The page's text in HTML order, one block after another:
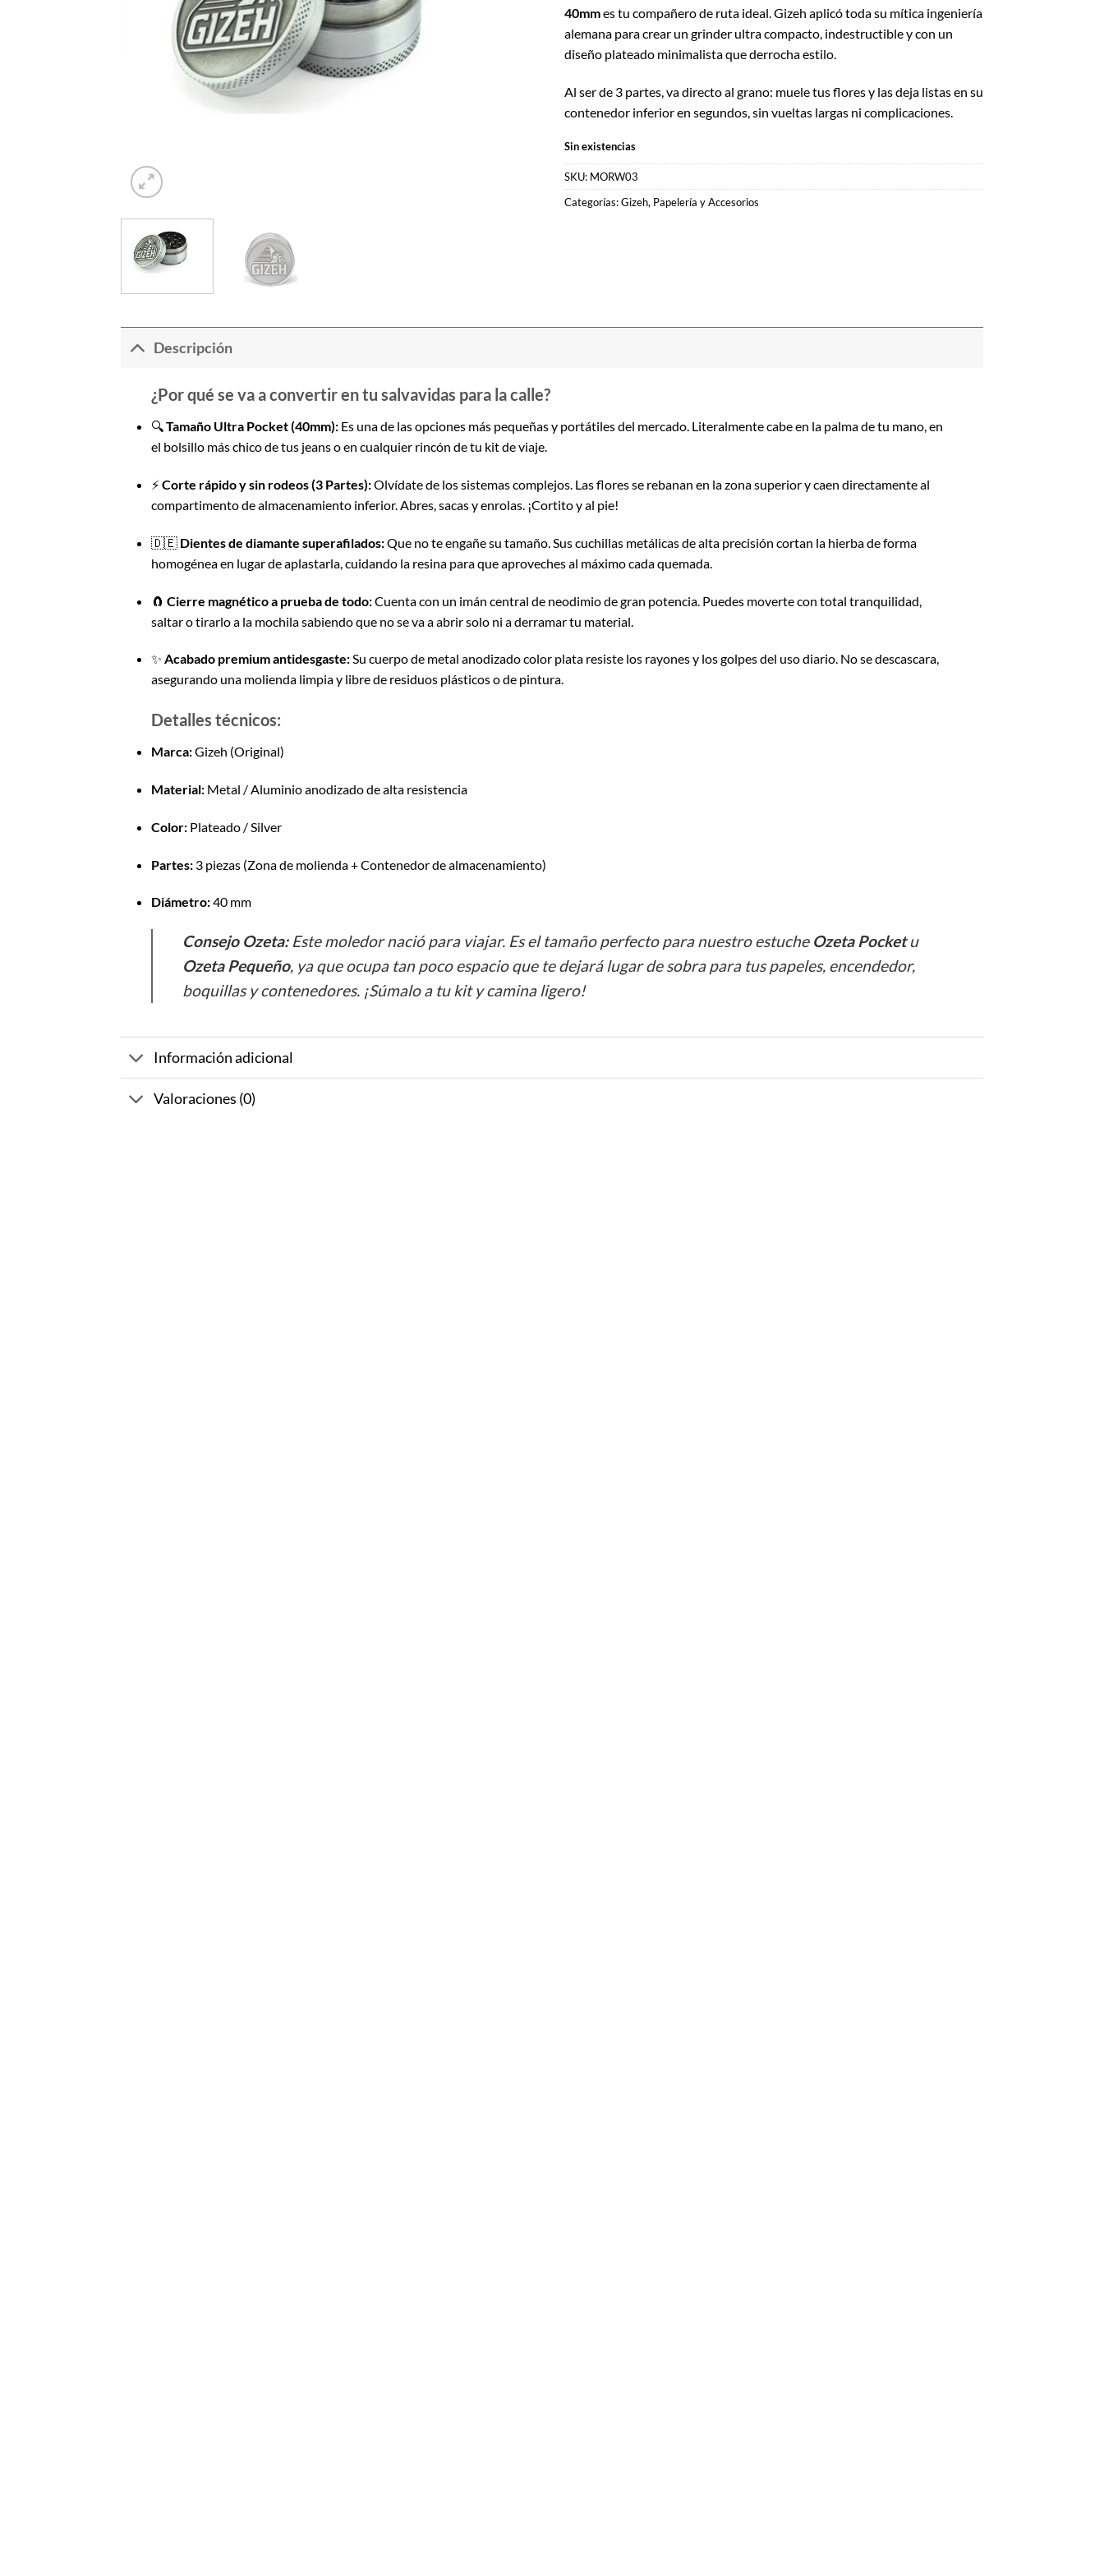
40mmes tu compañero de ruta ideal. Gizeh aplicó toda su mítica ingeniería
alemana para crear un grinder ultra compacto, indestructible y con un
diseño plateado minimalista que derrocha estilo.
Al ser de 3 partes, va directo al grano: muele tus flores y las deja listas en su
contenedor inferior en segundos, sin vueltas largas ni complicaciones.
Sin existencias
SKU: MORW03
Categorías:Gizeh, Papelería y Accesorios
Descripción
¿Por qué se va a convertir en tu salvavidas para la calle?
🔍Tamaño Ultra Pocket (40mm):Es una de las opciones más pequeñas y portátiles del mercado. Literalmente cabe en la palma de tu mano, en
el bolsillo más chico de tus jeans o en cualquier rincón de tu kit de viaje.
⚡Corte rápido y sin rodeos (3 Partes):Olvídate de los sistemas complejos. Las flores se rebanan en la zona superior y caen directamente al
compartimento de almacenamiento inferior. Abres, sacas y enrolas. ¡Cortito y al pie!
🇩🇪 Dientes de diamante superafilados:Que no te engañe su tamaño. Sus cuchillas metálicas de alta precisión cortan la hierba de forma
homogénea en lugar de aplastarla, cuidando la resina para que aproveches al máximo cada quemada.
🧲 Cierre magnético a prueba de todo:Cuenta con un imán central de neodimio de gran potencia. Puedes moverte con total tranquilidad,
saltar o tirarlo a la mochila sabiendo que no se va a abrir solo ni a derramar tu material.
✨ Acabado premium antidesgaste:Su cuerpo de metal anodizado color plata resiste los rayones y los golpes del uso diario. No se descascara,
asegurando una molienda limpia y libre de residuos plásticos o de pintura.
Detalles técnicos:
Marca:Gizeh (Original)
Material:Metal / Aluminio anodizado de alta resistencia
Color:Plateado / Silver
Partes:3 piezas (Zona de molienda + Contenedor de almacenamiento)
Diámetro:40 mm
Consejo Ozeta:Este moledor nació para viajar. Es el tamaño perfecto para nuestro estuche Ozeta Pocketu
Ozeta Pequeño, ya que ocupa tan poco espacio que te dejará lugar de sobra para tus papeles, encendedor,
boquillas y contenedores. ¡Súmalo a tu kit y camina ligero!
Información adicional
Valoraciones (0)